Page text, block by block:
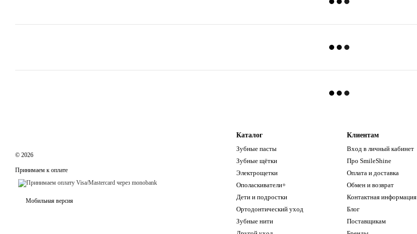
© 2026
Принимаем к оплате
Мобильная версия
Каталог
Зубные пасты
Зубные щётки
Электрощетки
Ополаскиватели+
Дети и подростки
Ортодонтический уход
Зубные нити
Клиентам
Вход в личный кабинет
Про SmileShine
Оплата и доставка
Обмен и возврат
Контактная информация
Блог
Поставщикам